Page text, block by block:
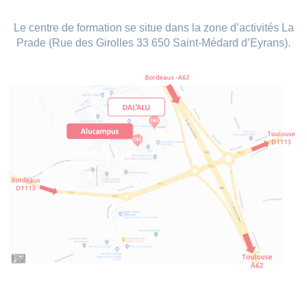
Le centre de formation se situe dans la zone d’activités La
Prade (Rue des Girolles 33 650 Saint-Médard d’Eyrans).